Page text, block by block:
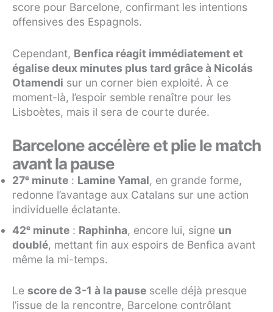
score pour Barcelone, confirmant les intentions
offensives des Espagnols.
Cependant, Benfica réagit immédiatement et
égalise deux minutes plus tard grâce à Nicolás
Otamendi sur un corner bien exploité. À ce
moment-là, l’espoir semble renaître pour les
Lisboètes, mais il sera de courte durée.
Barcelone accélère et plie le match
avant la pause
27ᵉ minute : Lamine Yamal, en grande forme,
redonne l’avantage aux Catalans sur une action
individuelle éclatante.
42ᵉ minute : Raphinha, encore lui, signe un
doublé, mettant fin aux espoirs de Benfica avant
même la mi-temps.
Le score de 3-1 à la pause scelle déjà presque
l’issue de la rencontre, Barcelone contrôlant